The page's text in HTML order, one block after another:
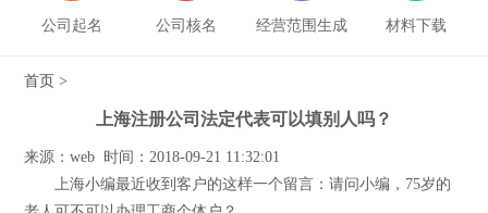
公司起名 公司核名 经营范围生成 材料下载
首页 >
上海注册公司法定代表可以填别人吗？
来源：web 时间：2018-09-21 11:32:01
上海小编最近收到客户的这样一个留言：请问小编，75岁的